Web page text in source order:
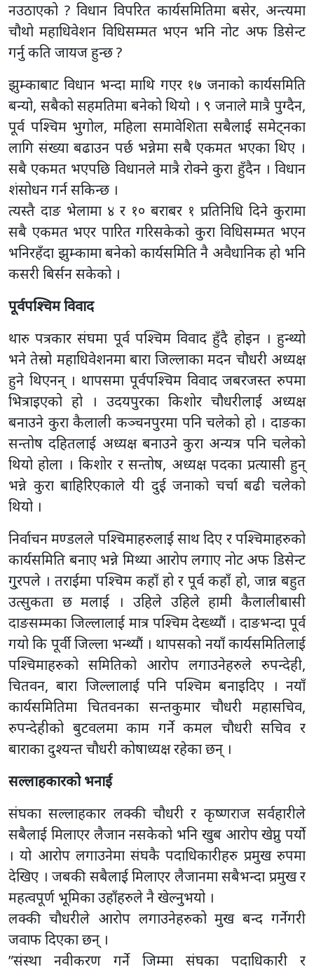
नउठाएको ? विधान विपरित कार्यसमितिमा बसेर, अन्त्यमा
चौथो महाधिवेशन विधिसम्मत भएन भनि नोट अफ डिसेन्ट
गर्नु कति जायज हुन्छ ?
झुम्काबाट विधान भन्दा माथि गएर १७ जनाको कार्यसमिति
बन्यो, सबैको सहमतिमा बनेको थियो । ९ जनाले मात्रै पुग्दैन,
पूर्व पश्चिम भुगोल, महिला समावेशिता सबैलाई समेट्नका
लागि संख्या बढाउन पर्छ भन्नेमा सबै एकमत भएका थिए ।
सबै एकमत भएपछि विधानले मात्रै रोक्ने कुरा हुँदैन । विधान
शंसोधन गर्न सकिन्छ ।
त्यस्तै दाङ भेलामा ४ र १० बराबर १ प्रतिनिधि दिने कुरामा
सबै एकमत भएर पारित गरिसकेको कुरा विधिसम्मत भएन
भनिरहँदा झुम्कामा बनेको कार्यसमिति नै अवैधानिक हो भनि
कसरी बिर्सन सकेको ।
पूर्वपश्चिम विवाद
थारु पत्रकार संघमा पूर्व पश्चिम विवाद हुँदै होइन । हुन्थ्यो
भने तेस्रो महाधिवेशनमा बारा जिल्लाका मदन चौधरी अध्यक्ष
हुने थिएनन् । थापसमा पूर्वपश्चिम विवाद जबरजस्त रुपमा
भित्राइएको हो । उदयपुरका किशोर चौधरीलाई अध्यक्ष
बनाउने कुरा कैलाली कञ्चनपुरमा पनि चलेको हो । दाङका
सन्तोष दहितलाई अध्यक्ष बनाउने कुरा अन्यत्र पनि चलेको
थियो होला । किशोर र सन्तोष, अध्यक्ष पदका प्रत्यासी हुन्
भन्ने कुरा बाहिरिएकाले यी दुई जनाको चर्चा बढी चलेको
थियो ।
निर्वाचन मण्डलले पश्चिमाहरुलाई साथ दिए र पश्चिमाहरुको
कार्यसमिति बनाए भन्ने मिथ्या आरोप लगाए नोट अफ डिसेन्ट
गु्रपले । तराईमा पश्चिम कहाँ हो र पूर्व कहाँ हो, जान्न बहुत
उत्सुकता छ मलाई । उहिले उहिले हामी कैलालीबासी
दाङसम्मका जिल्लालाई मात्र पश्चिम देख्थ्यौं । दाङभन्दा पूर्व
गयो कि पूर्वी जिल्ला भन्थ्यौं । थापसको नयाँ कार्यसमितिलाई
पश्चिमाहरुको समितिको आरोप लगाउनेहरुले रुपन्देही,
चितवन, बारा जिल्लालाई पनि पश्चिम बनाइदिए । नयाँ
कार्यसमितिमा चितवनका सन्तकुमार चौधरी महासचिव,
रुपन्देहीको बुटवलमा काम गर्ने कमल चौधरी सचिव र
बाराका दुश्यन्त चौधरी कोषाध्यक्ष रहेका छन् ।
सल्लाहकारको भनाई
संघका सल्लाहकार लक्की चौधरी र कृष्णराज सर्वहारीले
सबैलाई मिलाएर लैजान नसकेको भनि खुब आरोप खेप्नु पर्यो
। यो आरोप लगाउनेमा संघकै पदाधिकारीहरु प्रमुख रुपमा
देखिए । जबकी सबैलाई मिलाएर लैजानमा सबैभन्दा प्रमुख र
महत्वपूर्ण भूमिका उहाँहरुले नै खेल्नुभयो ।
लक्की चौधरीले आरोप लगाउनेहरुको मुख बन्द गर्नेगरी
जवाफ दिएका छन् ।
”संस्था नवीकरण गर्ने जिम्मा संघका पदाधिकारी र